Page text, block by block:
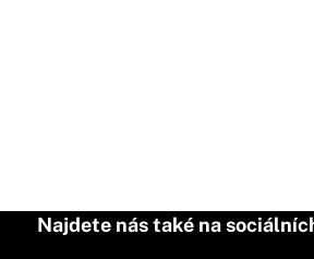
Najdete nás také na